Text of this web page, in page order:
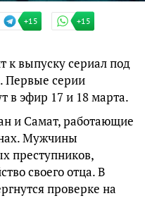
+15 +15
к выпуску сериал под
. Первые серии
в эфир 17 и 18 марта.
и Самат, работающие
Мужчины
преступников,
своего отца. В
проверке на